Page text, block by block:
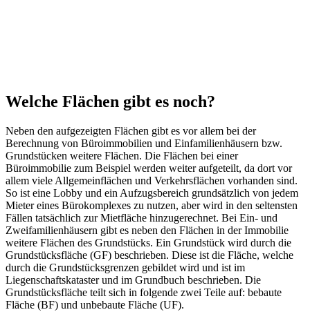
Welche Flächen gibt es noch?
Neben den aufgezeigten Flächen gibt es vor allem bei der
Berechnung von Büroimmobilien und Einfamilienhäusern bzw.
Grundstücken weitere Flächen. Die Flächen bei einer
Büroimmobilie zum Beispiel werden weiter aufgeteilt, da dort vor
allem viele Allgemeinflächen und Verkehrsflächen vorhanden sind.
So ist eine Lobby und ein Aufzugsbereich grundsätzlich von jedem
Mieter eines Bürokomplexes zu nutzen, aber wird in den seltensten
Fällen tatsächlich zur Mietfläche hinzugerechnet. Bei Ein- und
Zweifamilienhäusern gibt es neben den Flächen in der Immobilie
weitere Flächen des Grundstücks. Ein Grundstück wird durch die
Grundstücksfläche (GF) beschrieben. Diese ist die Fläche, welche
durch die Grundstücksgrenzen gebildet wird und ist im
Liegenschaftskataster und im Grundbuch beschrieben. Die
Grundstücksfläche teilt sich in folgende zwei Teile auf: bebaute
Fläche (BF) und unbebaute Fläche (UF).